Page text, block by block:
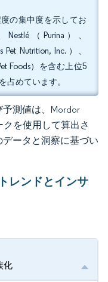
の集中度を示してお
Nestlé（Purina）、
Nutrition, Inc.）、
Foods）を含む上位5
占めています。
測値は、Mordor
を使用して算出さ
ータと洞察に基づい
レンドとインサ
化